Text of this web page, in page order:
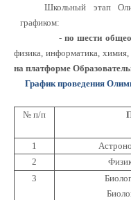
Школьный этап
графиком:
- по шести
физика, информатика,
на платформе
График проведения
№ п/п
1
2
3